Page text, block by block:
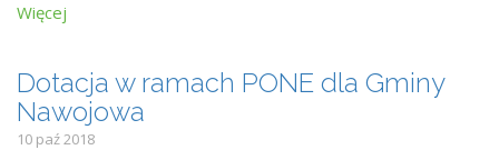
Więcej
Dotacja w ramach PONE dla Gminy
Nawojowa
10 paź 2018